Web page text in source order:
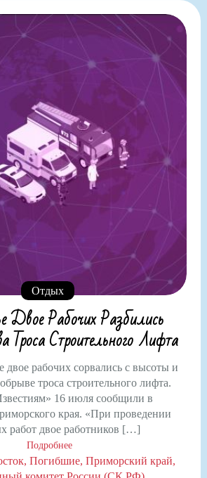
Отдых
Двое Рабочих Разбились
Троса Строительного Лифта
двое рабочих сорвались с высоты и
троса строительного лифта.
16 июля сообщили в
края. «При проведении
работ двое работников […]
Подробнее
Погибшие Приморский край